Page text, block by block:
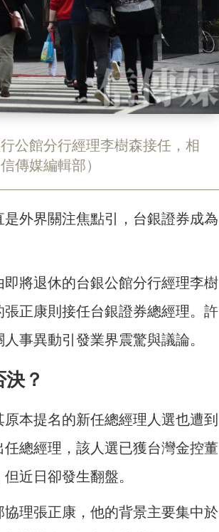
公館分行經理李樹森接任，相
傳媒編輯部）
外界關注焦點引，台銀證券成為
將退休的台銀公館分行經理李樹
正康則接任台銀證券總經理。許
事異動引發業界震驚與議論。
？
本提名的新任總經理人選也遭到
總經理，該人選已獲台灣金控董
近日卻發生翻盤。
理張正康，他的背景主要集中於